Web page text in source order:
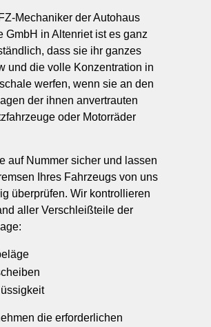
Mechaniker der Autohaus
GmbH in Altenriet ist es ganz
dass sie ihr ganzes
und die volle Konzentration in
werfen, wenn sie an den
der ihnen anvertrauten
oder Motorräder
auf Nummer sicher und lassen
Ihres Fahrzeugs von uns
überprüfen. Wir kontrollieren
aller Verschleißteile der
die erforderlichen